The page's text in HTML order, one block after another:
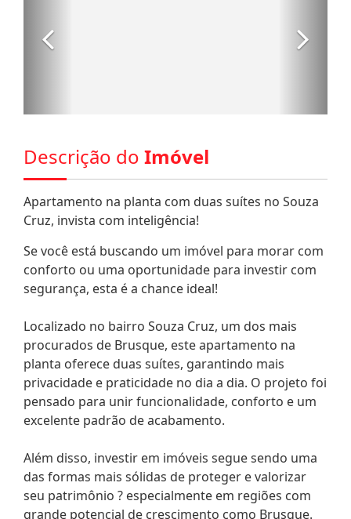
Descrição do Imóvel
Apartamento na planta com duas suítes no Souza
Cruz, invista com inteligência!
Se você está buscando um imóvel para morar com
conforto ou uma oportunidade para investir com
segurança, esta é a chance ideal!
Localizado no bairro Souza Cruz, um dos mais
procurados de Brusque, este apartamento na
planta oferece duas suítes, garantindo mais
privacidade e praticidade no dia a dia. O projeto foi
pensado para unir funcionalidade, conforto e um
excelente padrão de acabamento.
Além disso, investir em imóveis segue sendo uma
das formas mais sólidas de proteger e valorizar
seu patrimônio ? especialmente em regiões com
grande potencial de crescimento como Brusque.